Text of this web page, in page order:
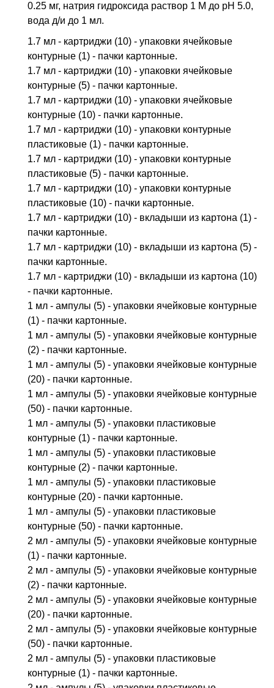
0.25 мг, натрия гидроксида раствор 1 М до pH 5.0,
вода д/и до 1 мл.
1.7 мл - картриджи (10) - упаковки ячейковые
контурные (1) - пачки картонные.
1.7 мл - картриджи (10) - упаковки ячейковые
контурные (5) - пачки картонные.
1.7 мл - картриджи (10) - упаковки ячейковые
контурные (10) - пачки картонные.
1.7 мл - картриджи (10) - упаковки контурные
пластиковые (1) - пачки картонные.
1.7 мл - картриджи (10) - упаковки контурные
пластиковые (5) - пачки картонные.
1.7 мл - картриджи (10) - упаковки контурные
пластиковые (10) - пачки картонные.
1.7 мл - картриджи (10) - вкладыши из картона (1) -
пачки картонные.
1.7 мл - картриджи (10) - вкладыши из картона (5) -
пачки картонные.
1.7 мл - картриджи (10) - вкладыши из картона (10)
- пачки картонные.
1 мл - ампулы (5) - упаковки ячейковые контурные
(1) - пачки картонные.
1 мл - ампулы (5) - упаковки ячейковые контурные
(2) - пачки картонные.
1 мл - ампулы (5) - упаковки ячейковые контурные
(20) - пачки картонные.
1 мл - ампулы (5) - упаковки ячейковые контурные
(50) - пачки картонные.
1 мл - ампулы (5) - упаковки пластиковые
контурные (1) - пачки картонные.
1 мл - ампулы (5) - упаковки пластиковые
контурные (2) - пачки картонные.
1 мл - ампулы (5) - упаковки пластиковые
контурные (20) - пачки картонные.
1 мл - ампулы (5) - упаковки пластиковые
контурные (50) - пачки картонные.
2 мл - ампулы (5) - упаковки ячейковые контурные
(1) - пачки картонные.
2 мл - ампулы (5) - упаковки ячейковые контурные
(2) - пачки картонные.
2 мл - ампулы (5) - упаковки ячейковые контурные
(20) - пачки картонные.
2 мл - ампулы (5) - упаковки ячейковые контурные
(50) - пачки картонные.
2 мл - ампулы (5) - упаковки пластиковые
контурные (1) - пачки картонные.